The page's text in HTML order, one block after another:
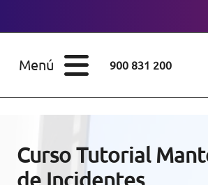
Menú 900 831 200
CONOCE EUROINNOVA
Curso Tutorial
de Incidentes